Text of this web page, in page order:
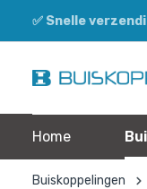
✅ Snelle
Home
Buiskoppelingen